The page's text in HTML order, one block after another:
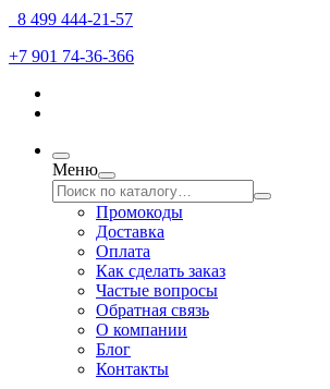
8 499 444-21-57
+7 901 74-36-366
Меню
Промокоды
Доставка
Оплата
Как сделать заказ
Частые вопросы
Обратная связь
О компании
Блог
Контакты